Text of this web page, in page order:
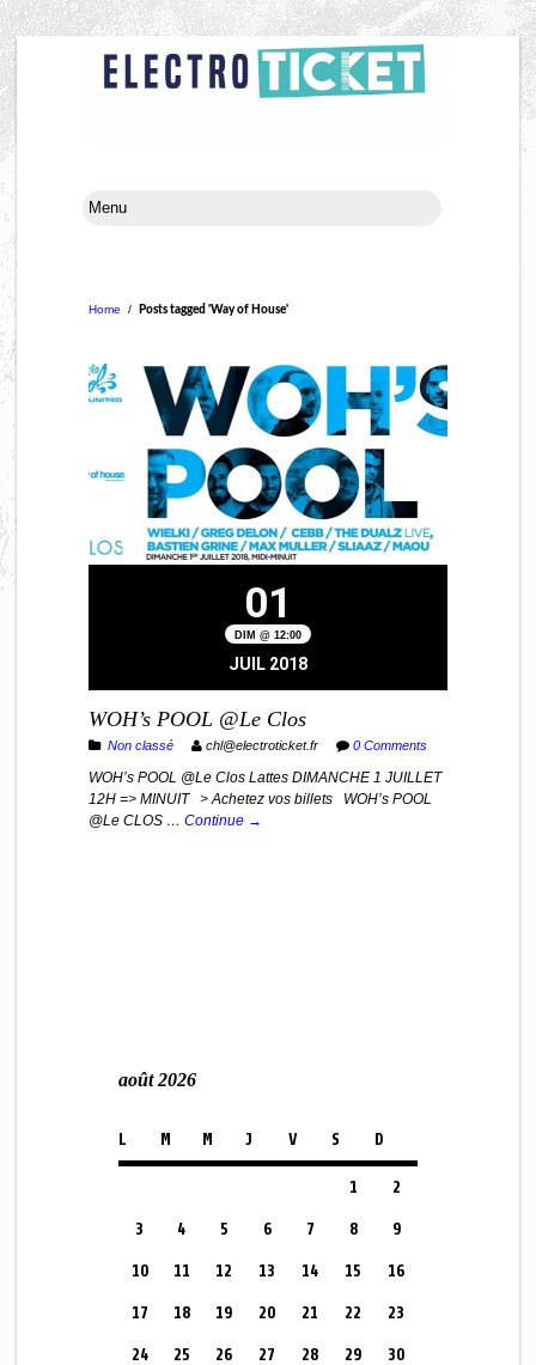
Home / Posts tagged 'Way of House'
01
DIM @ 12:00
JUIL 2018
WOH’s POOL @Le Clos
Non classé chl@electroticket.fr 0 Comments
WOH’s POOL @Le Clos Lattes DIMANCHE 1 JUILLET
12H => MINUIT > Achetez vos billets WOH’s POOL
@Le CLOS … Continue →
août 2026
L M M J V S D
1 2
3 4 5 6 7 8 9
10 11 12 13 14 15 16
17 18 19 20 21 22 23
24 25 26 27 28 29 30